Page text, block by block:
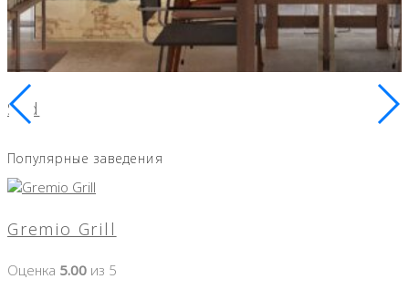
Sad
Популярные заведения
Gremio Grill
Оценка 5.00 из 5